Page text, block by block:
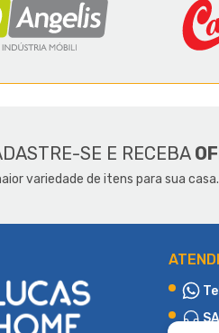
SE E RECEBA
variedade de itens para sua